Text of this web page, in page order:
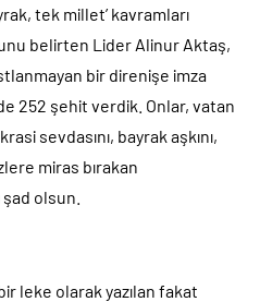
tek millet’ kavramları
belirten Lider Alinur Aktaş,
bir direnişe imza
252 şehit verdik. Onlar, vatan
sevdasını, bayrak aşkını,
miras bırakan
olsun.
leke olarak yazılan fakat